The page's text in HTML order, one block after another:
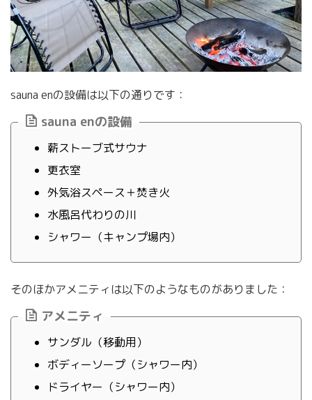
sauna enの設備は以下の通りです：
sauna enの設備
薪ストーブ式サウナ
更衣室
外気浴スペース＋焚き火
水風呂代わりの川
シャワー（キャンプ場内）
そのほかアメニティは以下のようなものがありました：
アメニティ
サンダル（移動用）
ボディーソープ（シャワー内）
ドライヤー（シャワー内）